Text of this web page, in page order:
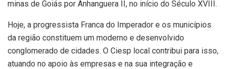
minas de Goiás por Anhanguera II, no início do Século XVIII.
Hoje, a progressista Franca do Imperador e os municípios
da região constituem um moderno e desenvolvido
conglomerado de cidades. O Ciesp local contribui para isso,
atuando no apoio às empresas e na sua integração e